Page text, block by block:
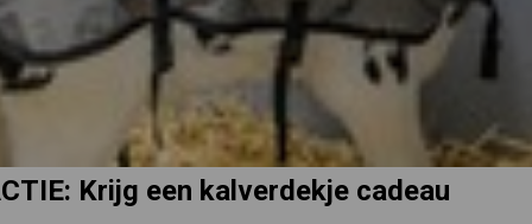
Krijg een kalverdekje cadeau